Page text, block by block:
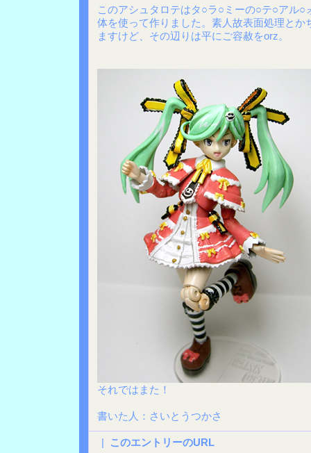
このアシュタロテはタ○ラ○ミーの○テ○アル○
体を使って作りました。素人故表面処理とか
ますけど、その辺りは平にご容赦をorz。
それではまた！
書いた人：さいとうつかさ
| このエントリーのURL